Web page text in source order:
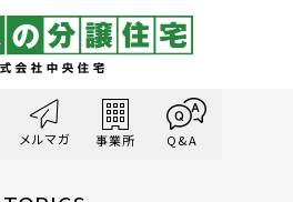
メルマガ 事業所 Q&A